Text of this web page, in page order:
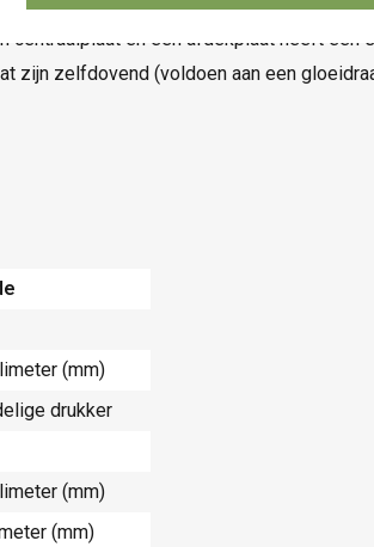
centraalplaat en een afdekplaat heeft een
zijn zelfdovend (voldoen aan een
(mm)
drukker
(mm)
(mm)